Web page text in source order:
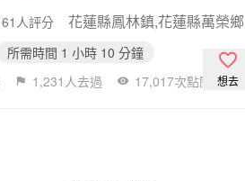
61人評分 花蓮縣鳳林鎮,花蓮縣萬榮鄉
所需時間 1 小時 10 分鐘
1,231人去過 17,017次點閱 想去